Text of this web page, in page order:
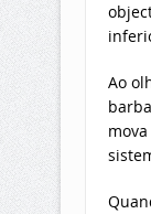
Ao